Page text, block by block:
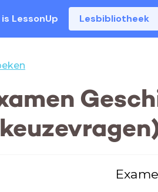
LessonUp Lesbibliotheek